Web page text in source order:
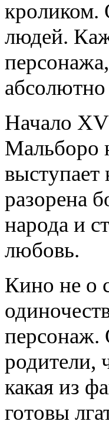
кроликом.
людей.
абсолютно
Начало
Мальборо
выступает
разорена
народа и
любовь.
Кино не о
персонаж.
родители,
какая из
готовы